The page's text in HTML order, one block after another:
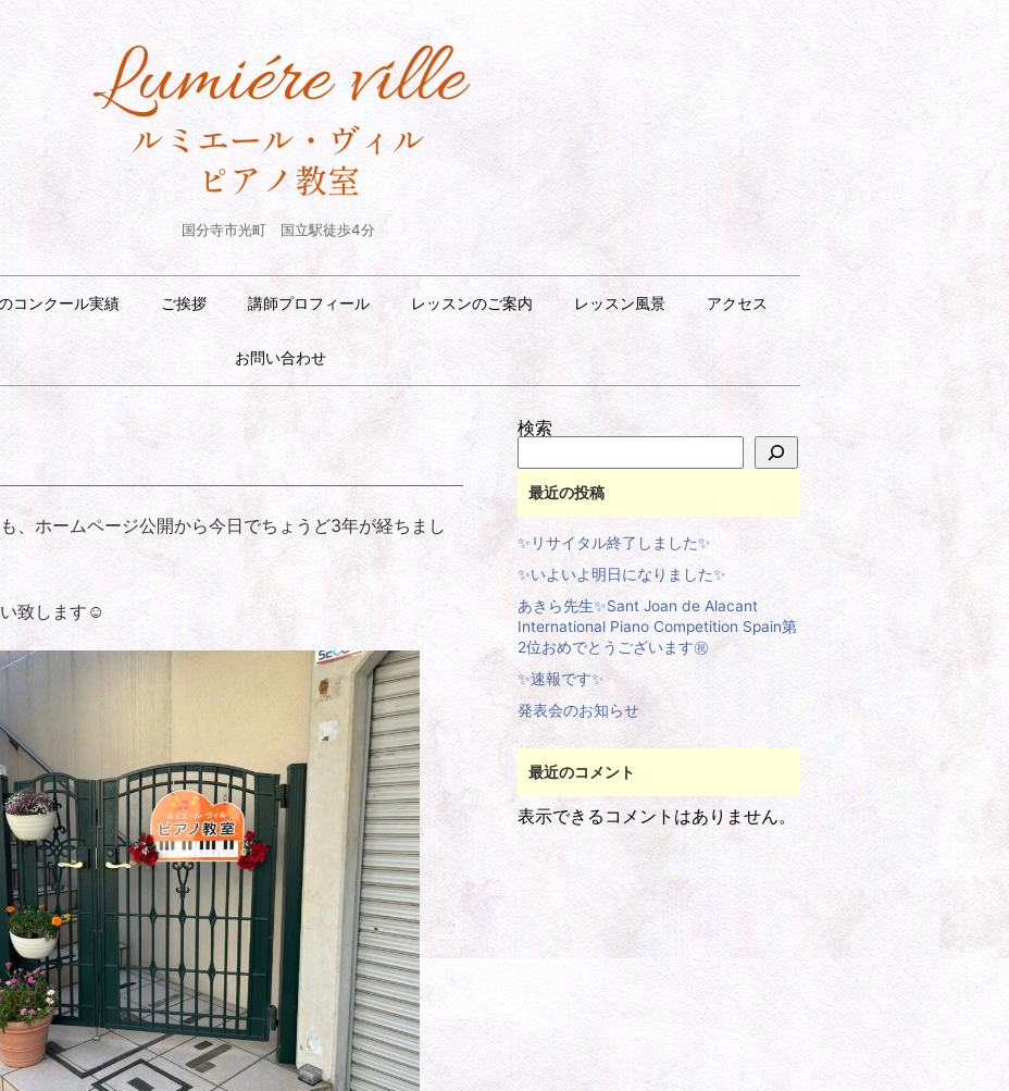
国分寺市光町 国立駅徒歩4分
コンクール実績 ご挨拶 講師プロフィール レッスンのご案内 レッスン風景 アクセス
お問い合わせ
、ホームページ公開から今日でちょうど3年が経ちまし
致します☺️
検索
最近の投稿
✨リサイタル終了しました✨
✨いよいよ明日になりました✨
あきら先生✨Sant Joan de Alacant
International Piano Competition Spain第
2位おめでとうございます㊗️
✨速報です✨
発表会のお知らせ
最近のコメント
表示できるコメントはありません。